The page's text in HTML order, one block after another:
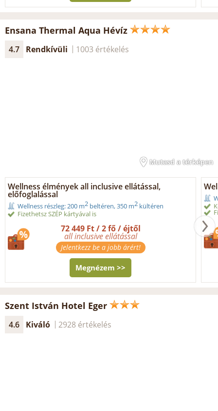
Ensana Thermal Aqua Hévíz
4.7 Rendkívüli 1003 értékelés
Mutasd a térképen
Wellness élmények all inclusive ellátással,
előfoglalással
Wellness részleg: 200 m2 beltéren, 350 m2 kültéren
Fizethetsz SZÉP kártyával is
72 449 Ft / 2 fő / éjtől
all inclusive ellátással
Jelentkezz be a jobb árért!
Megnézem >>
Szent István Hotel Eger
4.6 Kiváló 2928 értékelés